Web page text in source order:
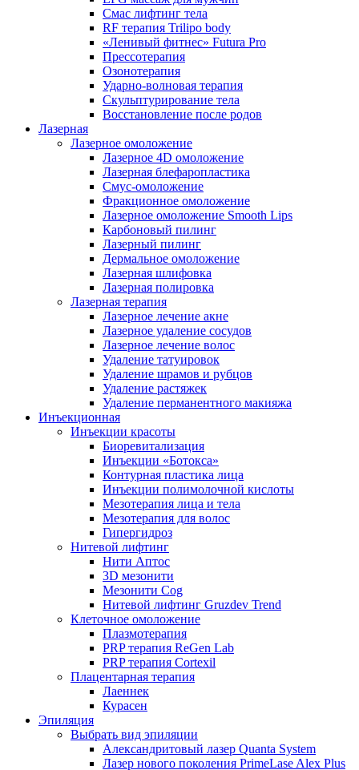
Смас лифтинг тела
RF терапия Trilipo body
«Ленивый фитнес» Futura Pro
Прессотерапия
Озонотерапия
Ударно-волновая терапия
Скульптурирование тела
Восстановление после родов
Лазерная
Лазерное омоложение
Лазерное 4D омоложение
Лазерная блефаропластика
Смус-омоложение
Фракционное омоложение
Лазерное омоложение Smooth Lips
Карбоновый пилинг
Лазерный пилинг
Дермальное омоложение
Лазерная шлифовка
Лазерная полировка
Лазерная терапия
Лазерное лечение акне
Лазерное удаление сосудов
Лазерное лечение волос
Удаление татуировок
Удаление шрамов и рубцов
Удаление растяжек
Удаление перманентного макияжа
Инъекционная
Инъекции красоты
Биоревитализация
Инъекции «Ботокса»
Контурная пластика лица
Инъекции полимолочной кислоты
Мезотерапия лица и тела
Мезотерапия для волос
Гипергидроз
Нитевой лифтинг
Нити Аптос
3D мезонити
Мезонити Cog
Нитевой лифтинг Gruzdev Trend
Клеточное омоложение
Плазмотерапия
PRP терапия ReGen Lab
PRP терапия Cortexil
Плацентарная терапия
Лаеннек
Курасен
Эпиляция
Выбрать вид эпиляции
Александритовый лазер Quanta System
Лазер нового поколения PrimeLase Alex Plus